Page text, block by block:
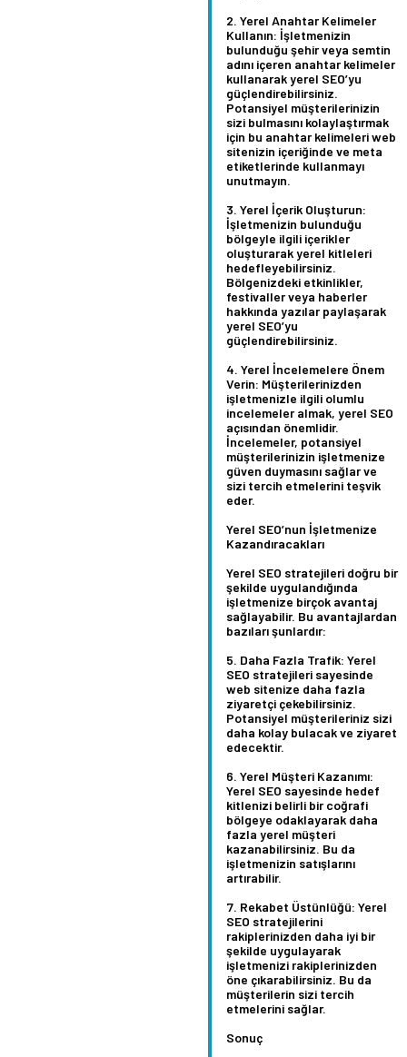
Yerel Anahtar Kelimeler
Kullanın: İşletmenizin
bulunduğu şehir veya semtin
adını içeren anahtar kelimeler
kullanarak yerel SEO’yu
güçlendirebilirsiniz.
Potansiyel müşterilerinizin
sizi bulmasını kolaylaştırmak
için bu anahtar kelimeleri web
sitenizin içeriğinde ve meta
etiketlerinde kullanmayı
unutmayın.
Yerel İçerik Oluşturun:
İşletmenizin bulunduğu
bölgeyle ilgili içerikler
oluşturarak yerel kitleleri
hedefleyebilirsiniz.
Bölgenizdeki etkinlikler,
festivaller veya haberler
hakkında yazılar paylaşarak
yerel SEO’yu
güçlendirebilirsiniz.
Yerel İncelemelere Önem
Verin: Müşterilerinizden
işletmenizle ilgili olumlu
incelemeler almak, yerel SEO
açısından önemlidir.
İncelemeler, potansiyel
müşterilerinizin işletmenize
güven duymasını sağlar ve
sizi tercih etmelerini teşvik
eder.
Yerel SEO’nun İşletmenize
Kazandıracakları
Yerel SEO stratejileri doğru bir
şekilde uygulandığında
işletmenize birçok avantaj
sağlayabilir. Bu avantajlardan
bazıları şunlardır:
Daha Fazla Trafik: Yerel
SEO stratejileri sayesinde
web sitenize daha fazla
ziyaretçi çekebilirsiniz.
Potansiyel müşterileriniz sizi
daha kolay bulacak ve ziyaret
edecektir.
Yerel Müşteri Kazanımı:
Yerel SEO sayesinde hedef
kitlenizi belirli bir coğrafi
bölgeye odaklayarak daha
fazla yerel müşteri
kazanabilirsiniz. Bu da
işletmenizin satışlarını
artırabilir.
Rekabet Üstünlüğü: Yerel
SEO stratejilerini
rakiplerinizden daha iyi bir
şekilde uygulayarak
işletmenizi rakiplerinizden
öne çıkarabilirsiniz. Bu da
müşterilerin sizi tercih
etmelerini sağlar.
Sonuç